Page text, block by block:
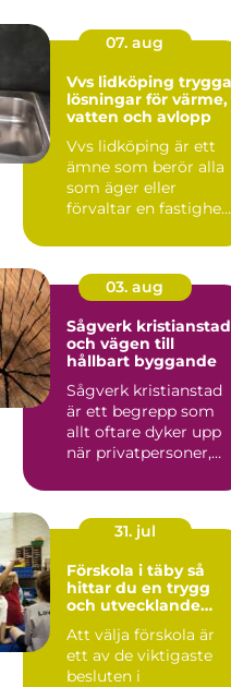
07. aug
Vvs lidköping trygga
lösningar för värme,
vatten och avlopp
Vvs lidköping är ett
ämne som berör alla
som äger eller
förvaltar en fastighet
om...
03. aug
Sågverk kristianstad
och vägen till
hållbart byggande
Sågverk kristianstad
är ett begrepp som
allt oftare dyker upp
när privatpersoner,
31. jul
Förskola i täby så
hittar du en trygg
och utvecklande
Att välja förskola är
ett av de viktigaste
besluten i